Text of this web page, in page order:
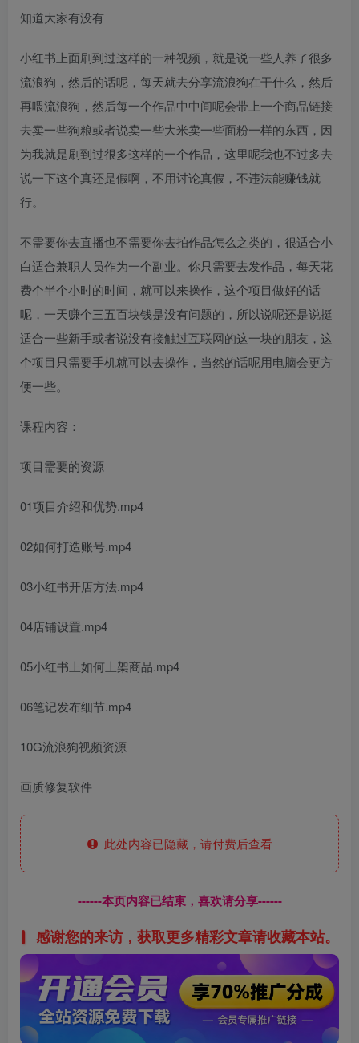
知道大家有没有
小红书上面刷到过这样的一种视频，就是说一些人养了很多
流浪狗，然后的话呢，每天就去分享流浪狗在干什么，然后
再喂流浪狗，然后每一个作品中中间呢会带上一个商品链接
去卖一些狗粮或者说卖一些大米卖一些面粉一样的东西，因
为我就是刷到过很多这样的一个作品，这里呢我也不过多去
说一下这个真还是假啊，不用讨论真假，不违法能赚钱就
行。
不需要你去直播也不需要你去拍作品怎么之类的，很适合小
白适合兼职人员作为一个副业。你只需要去发作品，每天花
费个半个小时的时间，就可以来操作，这个项目做好的话
呢，一天赚个三五百块钱是没有问题的，所以说呢还是说挺
适合一些新手或者说没有接触过互联网的这一块的朋友，这
个项目只需要手机就可以去操作，当然的话呢用电脑会更方
便一些。
课程内容：
项目需要的资源
01项目介绍和优势.mp4
02如何打造账号.mp4
03小红书开店方法.mp4
04店铺设置.mp4
05小红书上如何上架商品.mp4
06笔记发布细节.mp4
10G流浪狗视频资源
画质修复软件
此处内容已隐藏，请付费后查看
------本页内容已结束，喜欢请分享------
感谢您的来访，获取更多精彩文章请收藏本站。